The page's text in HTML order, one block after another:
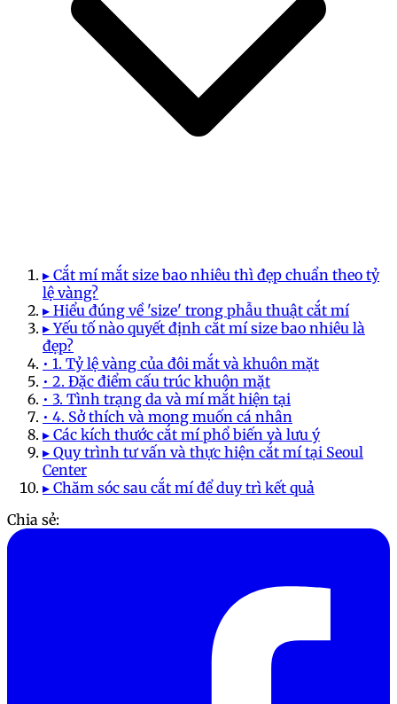
▸ Cắt mí mắt size bao nhiêu thì đẹp chuẩn theo tỷ
lệ vàng?
▸ Hiểu đúng về 'size' trong phẫu thuật cắt mí
▸ Yếu tố nào quyết định cắt mí size bao nhiêu là
đẹp?
• 1. Tỷ lệ vàng của đôi mắt và khuôn mặt
• 2. Đặc điểm cấu trúc khuôn mặt
• 3. Tình trạng da và mí mắt hiện tại
• 4. Sở thích và mong muốn cá nhân
▸ Các kích thước cắt mí phổ biến và lưu ý
▸ Quy trình tư vấn và thực hiện cắt mí tại Seoul
Center
▸ Chăm sóc sau cắt mí để duy trì kết quả
Chia sẻ: